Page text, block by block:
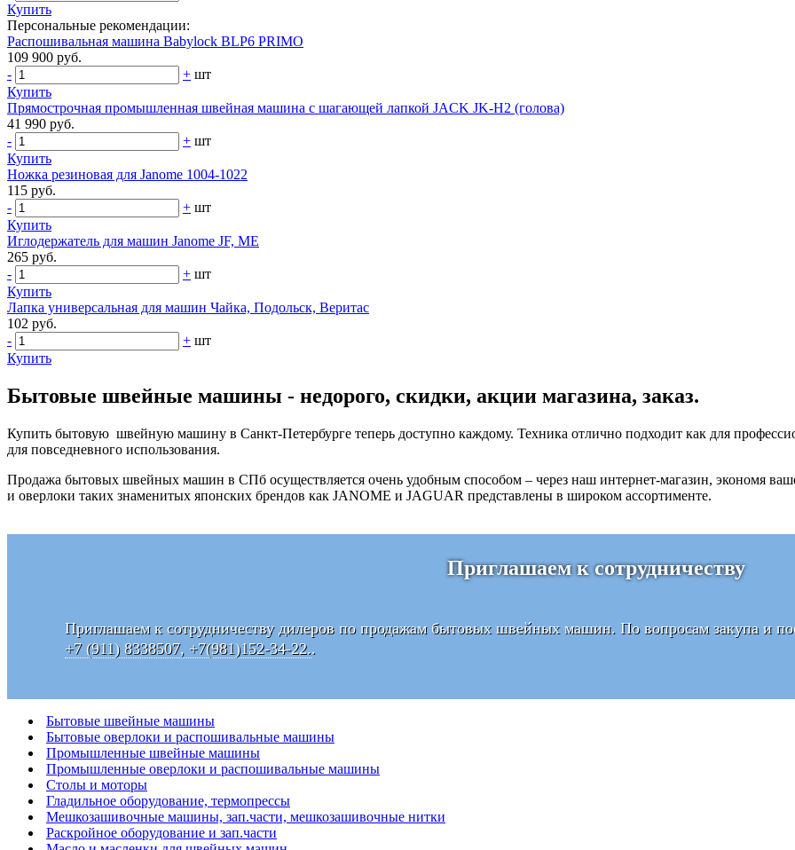
Купить
Персональные рекомендации:
Распошивальная машина Babylock BLP6 PRIMO
109 900 руб.
-
+ шт
Купить
Прямострочная промышленная швейная машина с шагающей лапкой JACK JK-Н2 (голова)
41 990 руб.
-
+ шт
Купить
Ножка резиновая для Janome 1004-1022
115 руб.
-
+ шт
Купить
Иглодержатель для машин Janome JF, ME
265 руб.
-
+ шт
Купить
Лапка универсальная для машин Чайка, Подольск, Веритас
102 руб.
-
+ шт
Купить
Бытовые швейные машины - недорого, скидки, акции магазина, заказ.
Купить бытовую швейную машину в Санкт-Петербурге теперь доступно каждому. Техника отлично подходит как для
для повседневного использования.
Продажа бытовых швейных машин в СПб осуществляется очень удобным способом – через наш интернет-магазин, экономя
и оверлоки таких знаменитых японских брендов как JANOME и JAGUAR представлены в широком ассортименте.
Приглашаем к сотрудничеству
Приглашаем к сотрудничеству дилеров по продажам бытовых швейных машин. По вопросам закупа и
+7 (911) 8338507, +7(981)152-34-22..
Бытовые швейные машины
Бытовые оверлоки и распошивальные машины
Промышленные швейные машины
Промышленные оверлоки и распошивальные машины
Столы и моторы
Гладильное оборудование, термопрессы
Мешкозашивочные машины, зап.части, мешкозашивочные нитки
Раскройное оборудование и зап.части